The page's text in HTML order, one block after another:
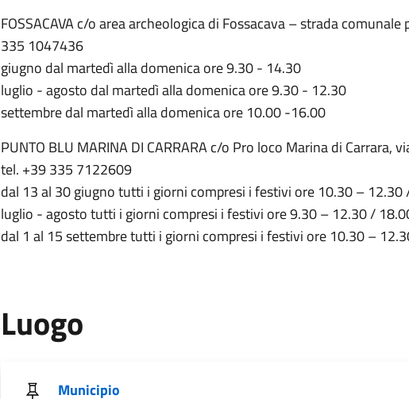
FOSSACAVA c/o area archeologica di Fossacava – strada
335 1047436
giugno dal martedì alla domenica ore 9.30 - 14.30
luglio - agosto dal martedì alla domenica ore 9.30 - 12.30
settembre dal martedì alla domenica ore 10.00 -16.00
PUNTO BLU MARINA DI CARRARA c/o Pro loco Marina di Carrara,
tel. +39 335 7122609
dal 13 al 30 giugno tutti i giorni compresi i festivi ore 10.30 –
luglio - agosto tutti i giorni compresi i festivi ore 9.30 – 12.30 /
dal 1 al 15 settembre tutti i giorni compresi i festivi ore 10.30 –
Luogo
Municipio